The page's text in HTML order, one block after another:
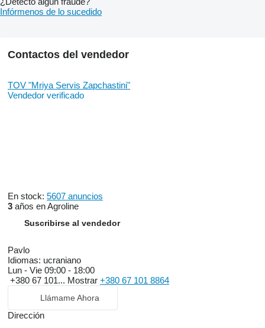
Infórmenos de lo sucedido
Contactos del vendedor
TOV "Mriya Servis Zapchastini"
Vendedor verificado
En stock: 5607 anuncios
3 años en Agroline
Suscribirse al vendedor
Pavlo
Idiomas: ucraniano
Lun - Vie 09:00 - 18:00
+380 67 101... Mostrar +380 67 101 8864
Llámame Ahora
Dirección